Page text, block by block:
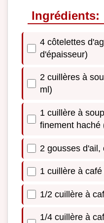
Ingrédients:
4 côtelettes
d'épaisseur)
2 cuillères à
ml)
1 cuillère à
finement haché
2 gousses d'ail,
1 cuillère à
1/2 cuillère à
1/4 cuillère à